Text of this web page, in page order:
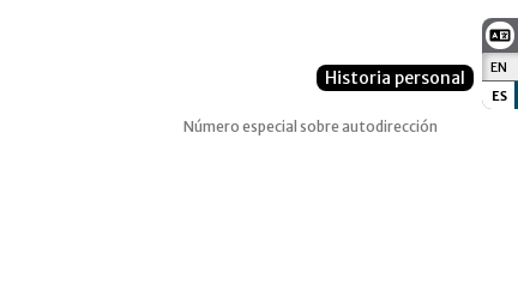
EN
ES
Historia personal
Número especial sobre autodirección